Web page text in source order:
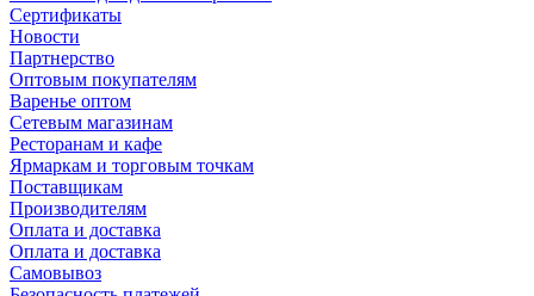
Сертификаты
Новости
Партнерство
Оптовым покупателям
Варенье оптом
Сетевым магазинам
Ресторанам и кафе
Ярмаркам и торговым точкам
Поставщикам
Производителям
Оплата и доставка
Оплата и доставка
Самовывоз